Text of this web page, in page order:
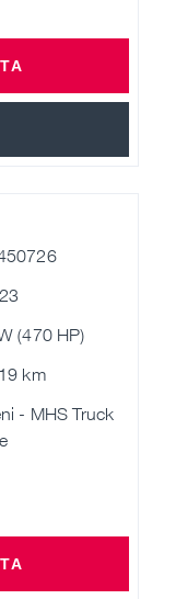
(470 HP)
km
- MHS Truck